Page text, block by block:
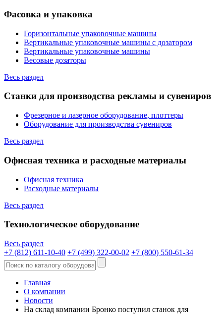
Фасовка и упаковка
Горизонтальные упаковочные машины
Вертикальные упаковочные машины с дозатором
Вертикальные упаковочные машины
Весовые дозаторы
Весь раздел
Станки для производства рекламы и сувениров
Фрезерное и лазерное оборудование, плоттеры
Оборудование для производства сувениров
Весь раздел
Офисная техника и расходные материалы
Офисная техника
Расходные материалы
Весь раздел
Технологическое оборудование
Весь раздел
+7 (812) 611-10-40 +7 (499) 322-00-02 +7 (800) 550-61-34
Главная
О компании
Новости
На склад компании Бронко поступил станок для